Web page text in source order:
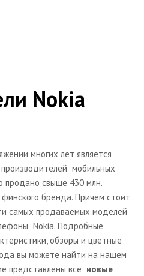
Nokia
многих лет является
мобильных
продано свыше 430 млн.
финского бренда. Причем стоит
самых продаваемых моделей
Nokia. Подробные
обзоры и цветные
вы можете найти на нашем
представлены все новые